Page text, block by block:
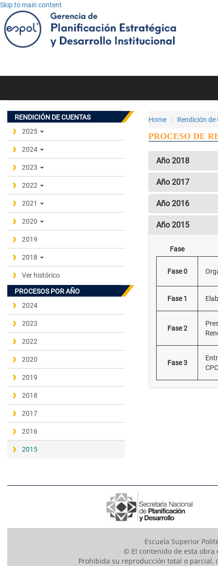
Skip to main content
RENDICIÓN DE CUENTAS
2025
2024
2023
2022
2021
2020
2019
2018
Ver histórico
PROCESOS POR AÑO
2024
2023
2022
2020
2019
2018
2017
2016
2015
Home Rendición de
PROCESO DE
Año 2018
Año 2017
Año 2016
Año 2015
Fase
Fase 0
Fase 1
Fase 2
Fase 3
Escuela Superior
© El contenido de esta obra
Prohibida su reproducción total o